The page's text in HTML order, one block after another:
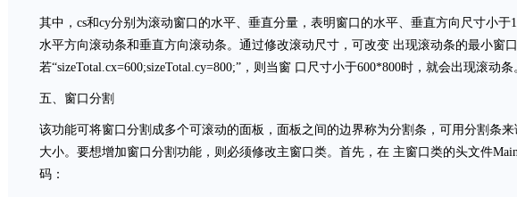
其中，cs和cy分别为滚动窗口的水平、垂直分量，表明窗口的水平、垂直方向尺寸小于
水平方向滚动条和垂直方向滚动条。通过修改滚动尺寸，可改变 出现滚动条的最小窗口
若“sizeTotal.cx=600;sizeTotal.cy=800;”，则当窗 口尺寸小于600*800时，就会出现滚动条
五、窗口分割
该功能可将窗口分割成多个可滚动的面板，面板之间的边界称为分割条，可用分割条
大小。要想增加窗口分割功能，则必须修改主窗口类。首先，在 主窗口类的头文件
码：